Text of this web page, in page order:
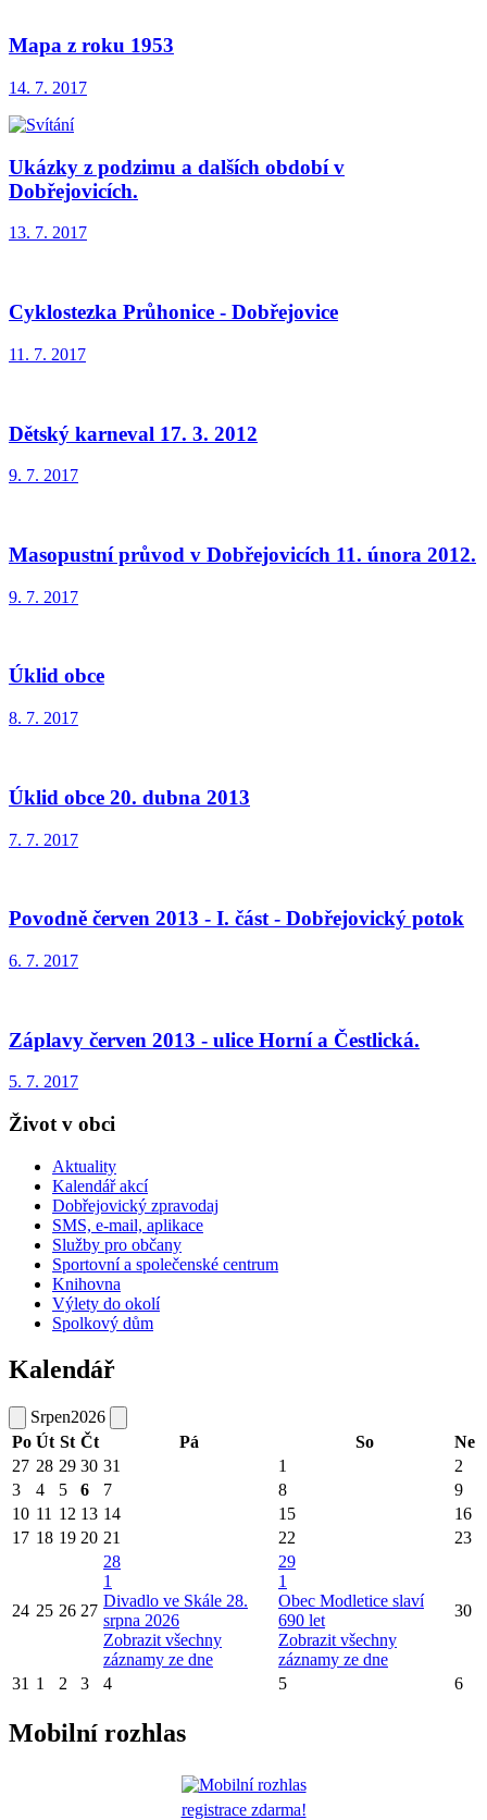
Mapa z roku 1953
14. 7. 2017
Ukázky z podzimu a dalších období v
Dobřejovicích.
13. 7. 2017
Cyklostezka Průhonice - Dobřejovice
11. 7. 2017
Dětský karneval 17. 3. 2012
9. 7. 2017
Masopustní průvod v Dobřejovicích 11. února 2012.
9. 7. 2017
Úklid obce
8. 7. 2017
Úklid obce 20. dubna 2013
7. 7. 2017
Povodně červen 2013 - I. část - Dobřejovický potok
6. 7. 2017
Záplavy červen 2013 - ulice Horní a Čestlická.
5. 7. 2017
Život v obci
Aktuality
Kalendář akcí
Dobřejovický zpravodaj
SMS, e-mail, aplikace
Služby pro občany
Sportovní a společenské centrum
Knihovna
Výlety do okolí
Spolkový dům
Kalendář
Srpen2026
Po Út St Čt Pá So
Ne
27 28 29 30 31 1
2
3
4 5 6 7 8
9
10 11 12 13 14 15
16
17 18 19 20 21 22 23
24 25 26 27
28
1
Divadlo ve Skále 28.
srpna 2026
Zobrazit všechny
záznamy ze dne
29
1
Obec Modletice slaví
690 let
Zobrazit všechny
záznamy ze dne
30
31 1 2 3 4 5 6
Mobilní rozhlas
registrace zdarma!